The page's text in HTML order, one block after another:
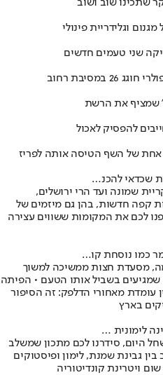
וגלידריית פינולי
שני טעמים חדשים
רחוב
שמציף את הרשת
להפסיק לאכול
של השף הטיסה אותה לפריז
שמונה ועד הרי ירושלים,
קפה חדשות, בהן גם מיזמים של
לכם את המקומות ששווים עצירה
כמו נוסחת קו…
מסעדת חצות ממשיכה למשוך
שמגיעים בשביל אותו הטעם • הפיתה
עומדת מאחורי הדלפק: זה הסיפור
בארץ
לימונית …
היום, סידרנו לכם מתכון שמשלב
גבינת שמנת, לימון ופיסטוקים
ויטרינת קונדיטוריה